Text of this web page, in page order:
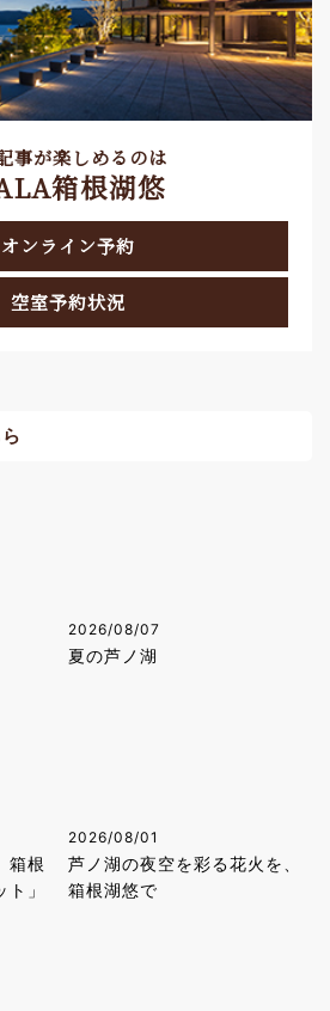
事が楽しめるのは
箱根湖悠
オンライン予約
空室予約状況
2026/08/07
夏の芦ノ湖
箱根
」
2026/08/01
芦ノ湖の夜空を彩る花火を、
箱根湖悠で